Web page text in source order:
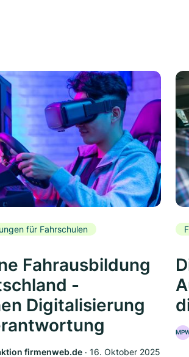
für Fahrschulen
Fahrausbildung
-
Digitalisierung
firmenweb.de ‧ 16. Oktober 2025